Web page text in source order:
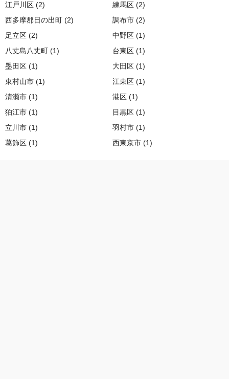
江戸川区 (2) 練馬区 (2)
西多摩郡日の出町 (2) 調布市 (2)
足立区 (2) 中野区 (1)
八丈島八丈町 (1) 台東区 (1)
墨田区 (1) 大田区 (1)
東村山市 (1) 江東区 (1)
清瀬市 (1) 港区 (1)
狛江市 (1) 目黒区 (1)
立川市 (1) 羽村市 (1)
葛飾区 (1) 西東京市 (1)